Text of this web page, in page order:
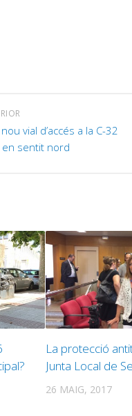
vial d’accés a la C-32
sentit nord
La protecció
Junta Local de
26 MAIG, 2017